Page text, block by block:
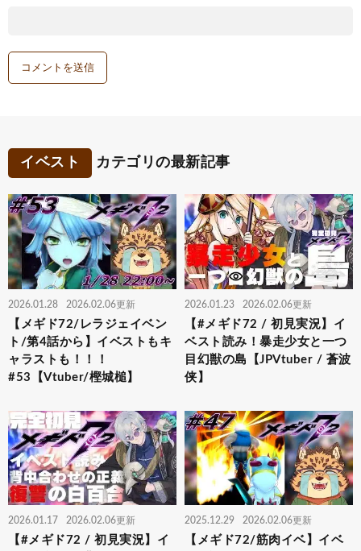
イベスト カテゴリの最新記事
2026.01.28 2026.02.06更新
【メギド72/レラジェイベン
ト/第4話から】イベストもキ
ャラストも！！！
#53【Vtuber/樫城槌】
2026.01.23 2026.02.06更新
【#メギド72 / 初見実況】イ
ベスト読み！暴走少女と一つ
目幻獣の島【JPVtuber / 蒼波
侠】
2026.01.17 2026.02.06更新
【#メギド72 / 初見実況】イ
2025.12.29 2026.02.06更新
【メギド72/筋肉イベ】イベ